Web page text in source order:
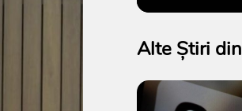
Alte Știri din